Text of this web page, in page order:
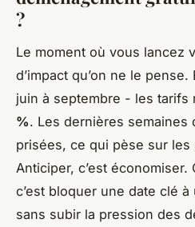
?
Le moment où vous lancez
d’impact qu’on ne le
juin à septembre - les tarifs
%. Les dernières semaines
prisées, ce qui pèse sur les
Anticiper, c’est
c’est bloquer une date clé
sans subir la pression des